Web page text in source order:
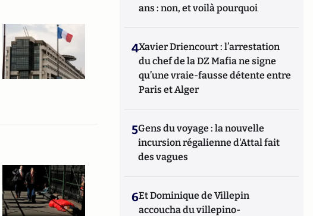
ans : non, et voilà pourquoi
4Xavier Driencourt : l’arrestation
du chef de la DZ Mafia ne signe
qu’une vraie-fausse détente entre
Paris et Alger
5Gens du voyage : la nouvelle
incursion régalienne d'Attal fait
des vagues
6Et Dominique de Villepin
accoucha du villepino-